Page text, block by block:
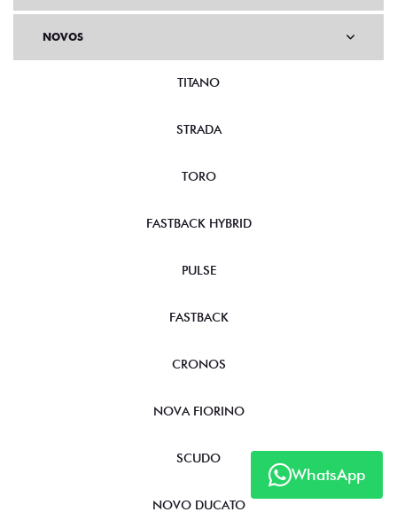
WhatsApp
NOVOS
TITANO
STRADA
TORO
FASTBACK HYBRID
PULSE
FASTBACK
CRONOS
NOVA FIORINO
SCUDO
NOVO DUCATO